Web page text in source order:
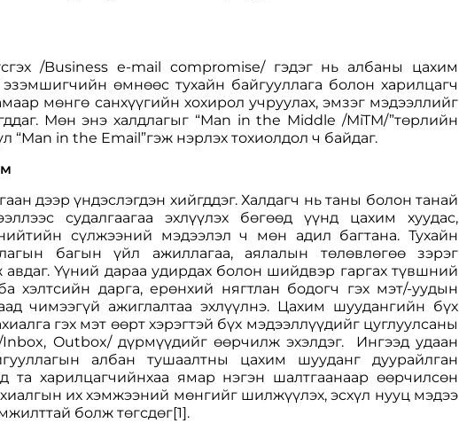
/Business e-mail compromise/ гэдэг нь албаны цахим
өмнөөс тухайн байгууллага болон харилцагч
мөнгө санхүүгийн хохирол учруулах, эмзэг мэдээллийг
Мөн энэ халдлагыг “Man in the Middle /MiTM/”төрлийн
in the Email”гэж нэрлэх тохиолдол ч байдаг.
дээр үндэслэгдэн хийгддэг. Халдагч нь таны болон танай
судалгаагаа эхлүүлэх бөгөөд үүнд цахим хуудас,
сүлжээний мэдээлэл ч мөн адил багтана. Тухайн
багын үйл ажиллагаа, аялалын төлөвлөгөө зэрэг
Үүний дараа удирдах болон шийдвэр гаргах түвшний
хэлтсийн дарга, ерөнхий нягтлан бодогч гэх мэт/-уудын
чимээгүй ажиглалтаа эхлүүлнэ. Цахим шуудангийн бүх
гэх мэт өөрт хэрэгтэй бүх мэдээллүүдийг цуглуулсаны
Outbox/ дүрмүүдийг өөрчилж эхэлдэг. Ингээд удаан
албан тушаалтны цахим шууданг дуурайлган
та харилцагчийнхаа ямар нэгэн шалтгаанаар өөрчилсөн
их хэмжээний мөнгийг шилжүүлэх, эсхүл нууц мэдээ
болж төгсдөг[1].